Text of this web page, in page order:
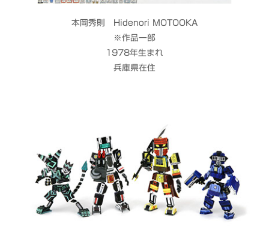
本岡秀則 Hidenori MOTOOKA
※作品一部
1978年生まれ
兵庫県在住